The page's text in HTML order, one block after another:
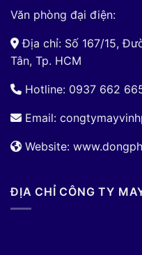
Văn phòng đại điện:
Địa chỉ: Số 167/15,
Tân, Tp. HCM
Hotline: 0937 662
Email:
Website:
ĐỊA CHỈ CÔNG TY